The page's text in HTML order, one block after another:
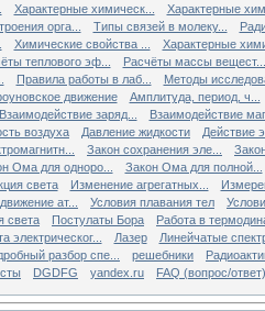
Характерные химическ...
Характерные
орга... Типы связей в молеку...
Химические свойства ...
Характерные
теплового эф...
Расчёты массы вещест...
Правила работы в лаб...
Методы
движение
Амплитуда, период, ч...
Взаимодействие заряд...
Взаимодействие
воздуха Давление жидкости
Действие
Закон сохранения эле...
Ома для одноро...
Закон Ома для полной...
света Изменение агрегатных...
ат... Условия плавания тел
света Постулаты Бора
Работа в
электрическог... Лазер
Линейчатые
разбор спе... решебники
DGDFG yandex.ru FAQ (вопрос/ответ)